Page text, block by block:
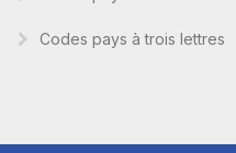
Codes pays à trois lettres